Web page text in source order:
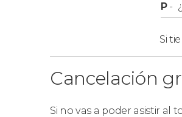
P-
Si
Cancelación
Si no vas a poder asistir al